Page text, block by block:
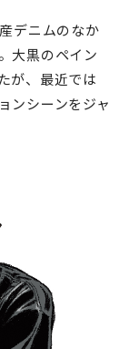
デニムのなか
大黒のペイン
が、最近では
ンシーンをジャ